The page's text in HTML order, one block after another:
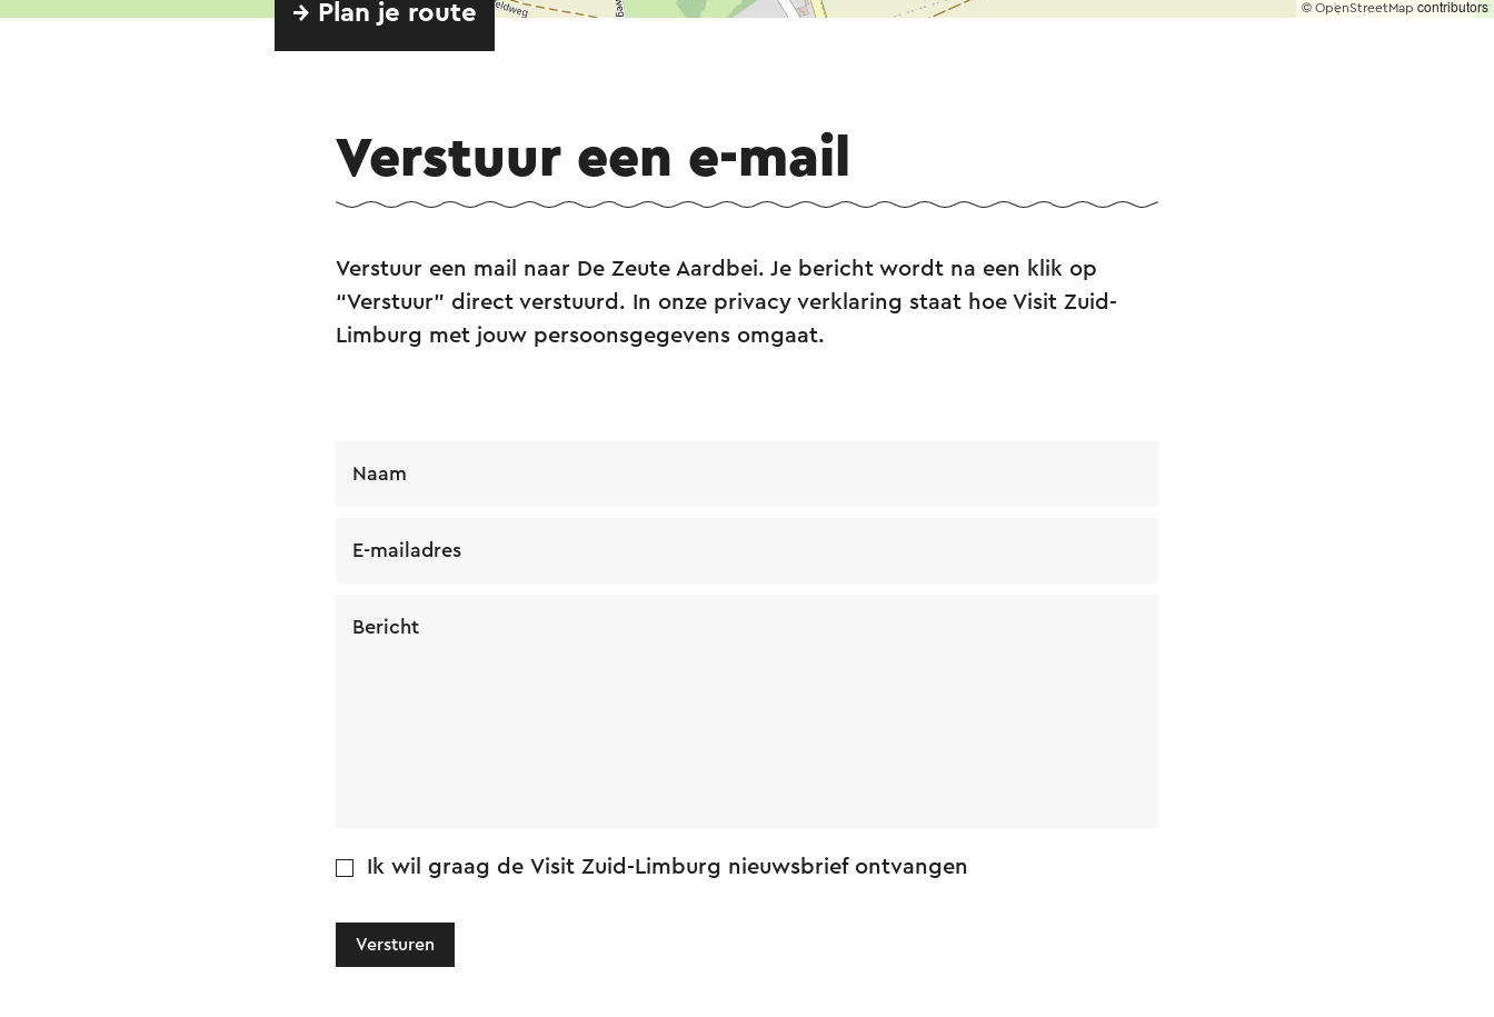
© OpenStreetMap contributors
→ Plan je route
Verstuur een e-mail
Verstuur een mail naar De Zeute Aardbei. Je bericht wordt na een klik op
“Verstuur” direct verstuurd. In onze privacy verklaring staat hoe Visit Zuid-
Limburg met jouw persoonsgegevens omgaat.
Naam
E-mailadres
Bericht
Ik wil graag de Visit Zuid-Limburg nieuwsbrief ontvangen
Versturen